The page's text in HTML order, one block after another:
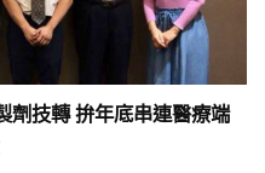
劑技轉 拚年底串連醫療端